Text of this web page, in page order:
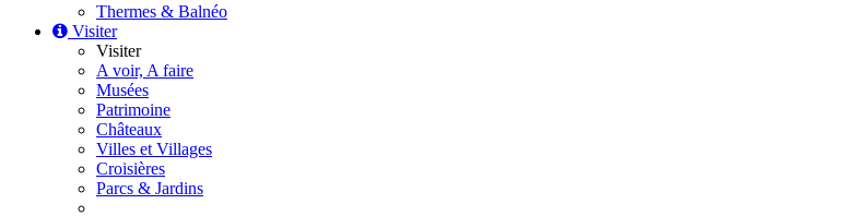
Thermes & Balnéo
Visiter
Visiter
A voir, A faire
Musées
Patrimoine
Châteaux
Villes et Villages
Croisières
Parcs & Jardins